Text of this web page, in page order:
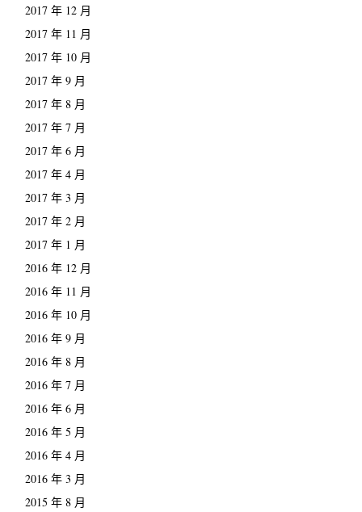
2017 年 12 月
2017 年 11 月
2017 年 10 月
2017 年 9 月
2017 年 8 月
2017 年 7 月
2017 年 6 月
2017 年 4 月
2017 年 3 月
2017 年 2 月
2017 年 1 月
2016 年 12 月
2016 年 11 月
2016 年 10 月
2016 年 9 月
2016 年 8 月
2016 年 7 月
2016 年 6 月
2016 年 5 月
2016 年 4 月
2016 年 3 月
2015 年 8 月